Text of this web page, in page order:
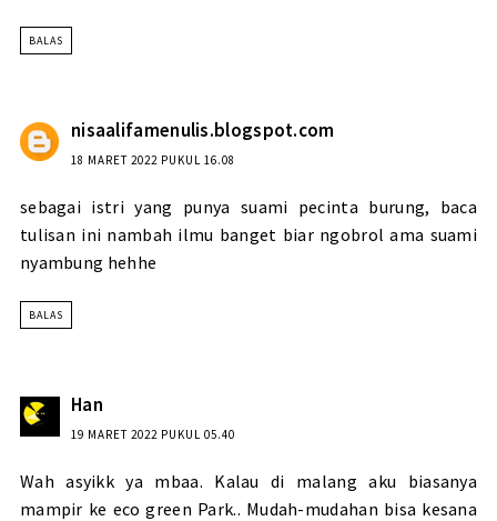
BALAS
nisaalifamenulis.blogspot.com
18 MARET 2022 PUKUL 16.08
sebagai istri yang punya suami pecinta burung, baca
tulisan ini nambah ilmu banget biar ngobrol ama suami
nyambung hehhe
BALAS
Han
19 MARET 2022 PUKUL 05.40
Wah asyikk ya mbaa. Kalau di malang aku biasanya
mampir ke eco green Park.. Mudah-mudahan bisa kesana